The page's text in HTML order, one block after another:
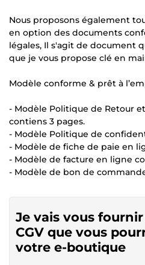
Nous proposons également
en option des documents
légales, Il s'agit de document
que je vous propose clé en
Modèle conforme & prêt à
- Modèle Politique de Retour
contiens 3 pages.
- Modèle Politique de
- Modèle de fiche de paie en
- Modèle de facture en ligne
- Modèle de bon de
Je vais vous
CGV que vous
votre e-boutique